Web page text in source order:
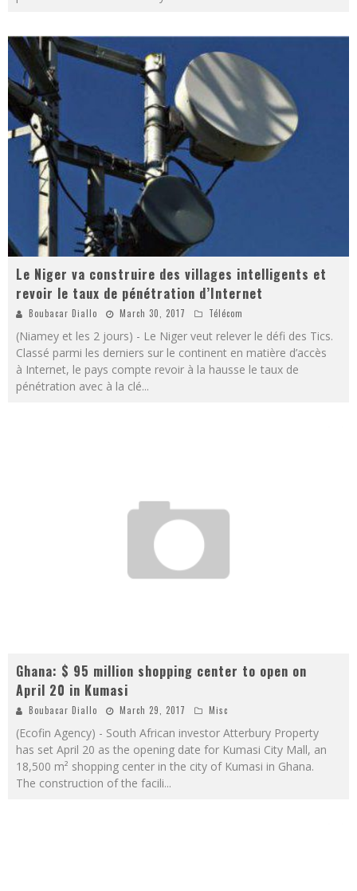
Le Niger va construire des villages intelligents et
revoir le taux de pénétration d’Internet
Boubacar Diallo March 30, 2017 Télécom
(Niamey et les 2 jours) - Le Niger veut relever le défi des Tics.
Classé parmi les derniers sur le continent en matière d’accès
à Internet, le pays compte revoir à la hausse le taux de
pénétration avec à la clé...
Ghana: $ 95 million shopping center to open on
April 20 in Kumasi
Boubacar Diallo March 29, 2017 Misc
(Ecofin Agency) - South African investor Atterbury Property
has set April 20 as the opening date for Kumasi City Mall, an
18,500 m² shopping center in the city of Kumasi in Ghana.
The construction of the facili...